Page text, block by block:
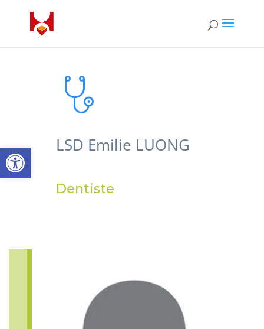
Open toolbarLSD Emilie LUONG
Dentiste